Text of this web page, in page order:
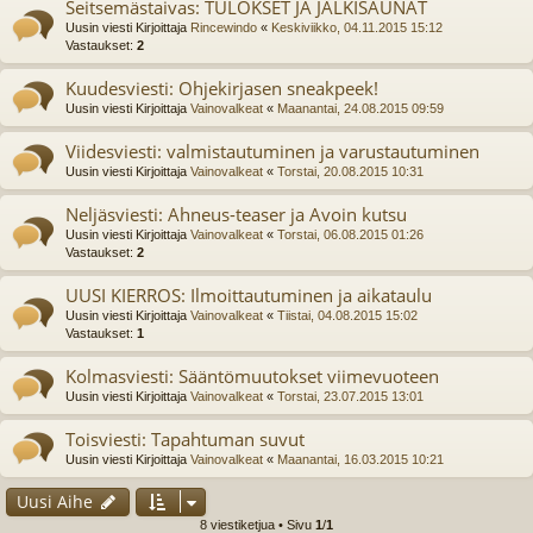
Seitsemästaivas: TULOKSET JA JÄLKISAUNAT
Uusin viesti Kirjoittaja Rincewindo « Keskiviikko, 04.11.2015 15:12
Vastaukset: 2
Kuudesviesti: Ohjekirjasen sneakpeek!
Uusin viesti Kirjoittaja Vainovalkeat « Maanantai, 24.08.2015 09:59
Viidesviesti: valmistautuminen ja varustautuminen
Uusin viesti Kirjoittaja Vainovalkeat « Torstai, 20.08.2015 10:31
Neljäsviesti: Ahneus-teaser ja Avoin kutsu
Uusin viesti Kirjoittaja Vainovalkeat « Torstai, 06.08.2015 01:26
Vastaukset: 2
UUSI KIERROS: Ilmoittautuminen ja aikataulu
Uusin viesti Kirjoittaja Vainovalkeat « Tiistai, 04.08.2015 15:02
Vastaukset: 1
Kolmasviesti: Sääntömuutokset viimevuoteen
Uusin viesti Kirjoittaja Vainovalkeat « Torstai, 23.07.2015 13:01
Toisviesti: Tapahtuman suvut
Uusin viesti Kirjoittaja Vainovalkeat « Maanantai, 16.03.2015 10:21
Uusi Aihe
8 viestiketjua • Sivu 1/1